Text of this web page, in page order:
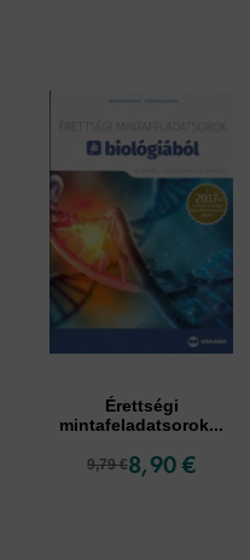
Érettségi
mintafeladatsorok...
9,79 €8,90 €